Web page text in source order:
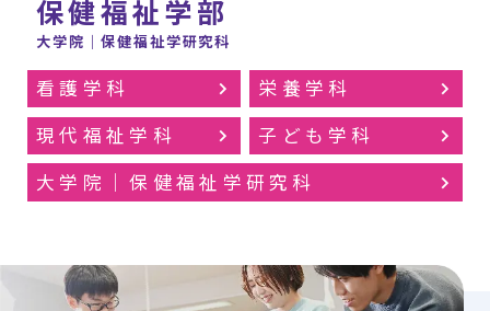
保健福祉学部
大学院｜保健福祉学研究科
看護学科
栄養学科
現代福祉学科
子ども学科
大学院｜保健福祉学研究科